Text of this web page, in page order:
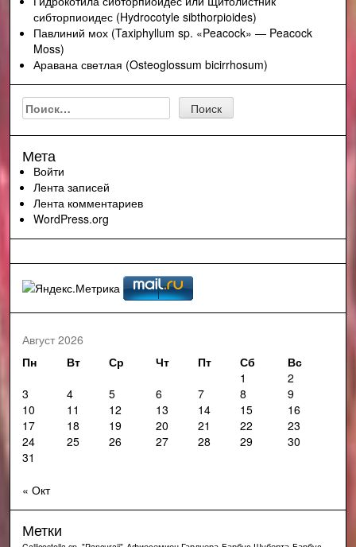
сибторпиоидес (Hydrocotyle sibthorpioides)
Павлиний мох (Taxiphyllum sp. «Peacock» — Peacock
Moss)
Аравана светлая (Osteoglossum bicirrhosum)
Найти:
Мета
Войти
Лента записей
Лента комментариев
WordPress.org
Август 2026
Пн
Вт Ср Чт Пт Сб
Вс
1
2
3
4 5 6 7 8
9
10
11 12 13 14 15
16
17
18 19 20 21 22
23
24
25 26 27 28 29
30
31
« Окт
Метки